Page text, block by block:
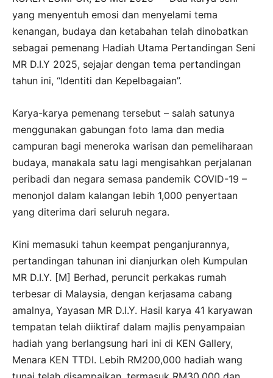
yang menyentuh emosi dan menyelami tema
kenangan, budaya dan ketabahan telah dinobatkan
sebagai pemenang Hadiah Utama Pertandingan Seni
MR D.I.Y 2025, sejajar dengan tema pertandingan
tahun ini, “Identiti dan Kepelbagaian”.
Karya-karya pemenang tersebut – salah satunya
menggunakan gabungan foto lama dan media
campuran bagi meneroka warisan dan pemeliharaan
budaya, manakala satu lagi mengisahkan perjalanan
peribadi dan negara semasa pandemik COVID-19 –
menonjol dalam kalangan lebih 1,000 penyertaan
yang diterima dari seluruh negara.
Kini memasuki tahun keempat penganjurannya,
pertandingan tahunan ini dianjurkan oleh Kumpulan
MR D.I.Y. [M] Berhad, peruncit perkakas rumah
terbesar di Malaysia, dengan kerjasama cabang
amalnya, Yayasan MR D.I.Y. Hasil karya 41 karyawan
tempatan telah diiktiraf dalam majlis penyampaian
hadiah yang berlangsung hari ini di KEN Gallery,
Menara KEN TTDI. Lebih RM200,000 hadiah wang